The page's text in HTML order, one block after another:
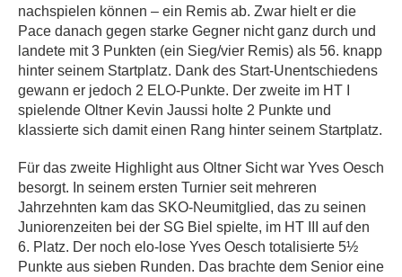
nachspielen können – ein Remis ab. Zwar hielt er die
Pace danach gegen starke Gegner nicht ganz durch und
landete mit 3 Punkten (ein Sieg/vier Remis) als 56. knapp
hinter seinem Startplatz. Dank des Start-Unentschiedens
gewann er jedoch 2 ELO-Punkte. Der zweite im HT I
spielende Oltner Kevin Jaussi holte 2 Punkte und
klassierte sich damit einen Rang hinter seinem Startplatz.
Für das zweite Highlight aus Oltner Sicht war Yves Oesch
besorgt. In seinem ersten Turnier seit mehreren
Jahrzehnten kam das SKO-Neumitglied, das zu seinen
Juniorenzeiten bei der SG Biel spielte, im HT III auf den
6. Platz. Der noch elo-lose Yves Oesch totalisierte 5½
Punkte aus sieben Runden. Das brachte dem Senior eine